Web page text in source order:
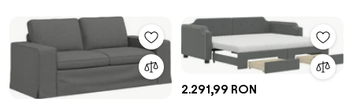
2.291,99 RON